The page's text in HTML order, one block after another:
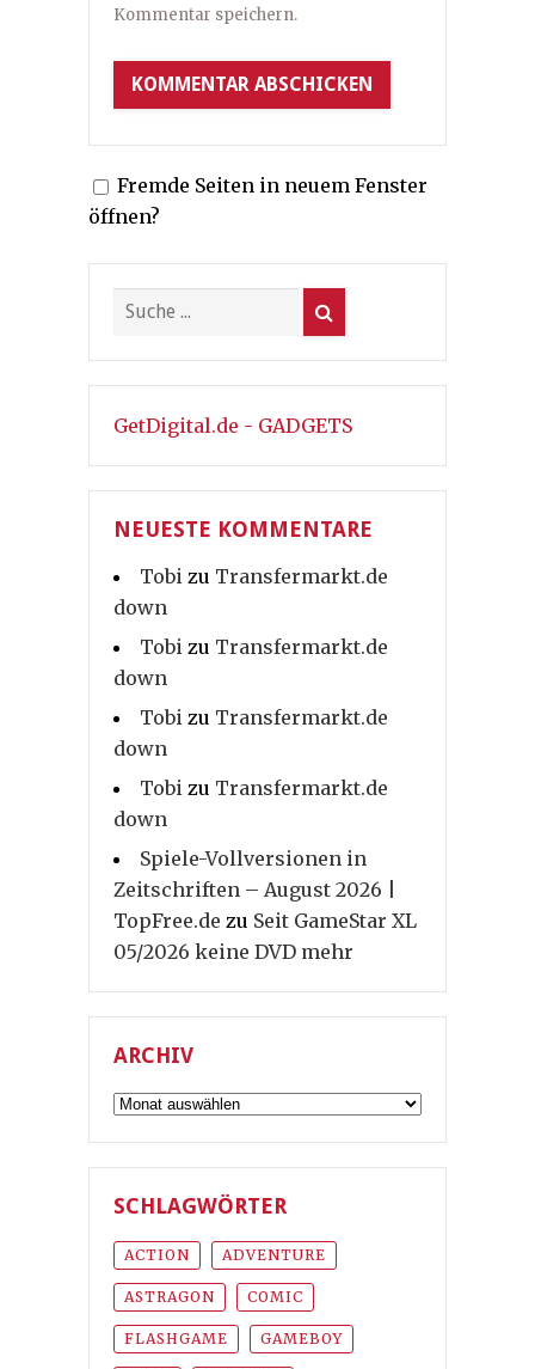
Kommentar speichern.
Fremde Seiten in neuem Fenster
öffnen?
GetDigital.de - GADGETS
NEUESTE KOMMENTARE
Tobi zu Transfermarkt.de
down
Tobi zu Transfermarkt.de
down
Tobi zu Transfermarkt.de
down
Tobi zu Transfermarkt.de
down
Spiele-Vollversionen in
Zeitschriften – August 2026 |
TopFree.de zu Seit GameStar XL
05/2026 keine DVD mehr
ARCHIV
Archiv
SCHLAGWÖRTER
ACTION ADVENTURE
ASTRAGON COMIC
FLASHGAME GAMEBOY